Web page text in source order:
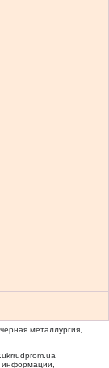
металлургия,
информации,